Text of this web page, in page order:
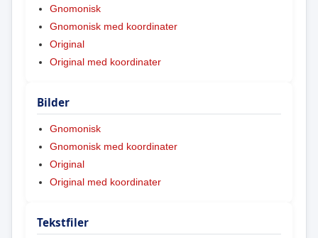
Gnomonisk
Gnomonisk med koordinater
Original
Original med koordinater
Bilder
Gnomonisk
Gnomonisk med koordinater
Original
Original med koordinater
Tekstfiler